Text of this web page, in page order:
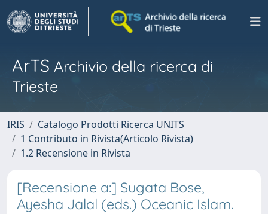
ArTS Archivio della ricerca di
Trieste
IRIS
Catalogo Prodotti Ricerca UNITS
1 Contributo in Rivista(Articolo Rivista)
1.2 Recensione in Rivista
[Recensione a:] Sugata Bose,
Ayesha Jalal (eds.) Oceanic Islam.